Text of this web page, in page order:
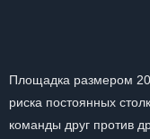
Площадка размером
риска постоянных
команды друг против